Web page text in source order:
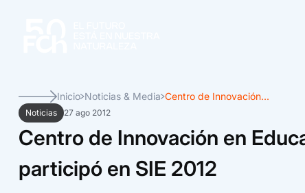
Inicio Noticias & Media Centro de Innovación...
Noticias 27 ago 2012
Centro de Innovación en
participó en SIE 2012